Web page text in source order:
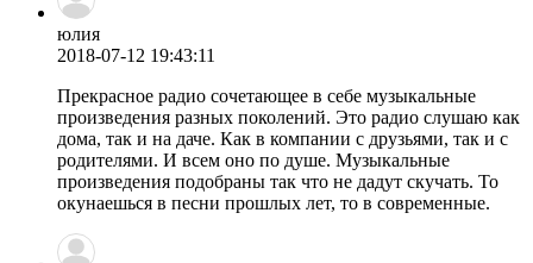
юлия
2018-07-12 19:43:11
Прекрасное радио сочетающее в себе музыкальные
произведения разных поколений. Это радио слушаю как
дома, так и на даче. Как в компании с друзьями, так и с
родителями. И всем оно по душе. Музыкальные
произведения подобраны так что не дадут скучать. То
окунаешься в песни прошлых лет, то в современные.